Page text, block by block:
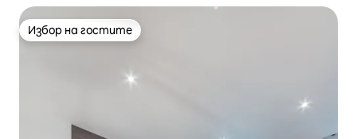
Избор на гостите
Избор на гостите